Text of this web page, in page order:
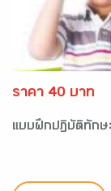
ราคา 40 บาท
แบบฝึกปฏิบัติทักษ